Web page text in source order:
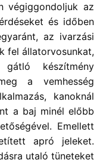
végiggondoljuk az
és időben
az ivarzási
fel állatorvosunkat,
készítmény
a vemhesség
kanoknál
a baj minél előbb
Emellett
apró jeleket.
utaló tüneteket